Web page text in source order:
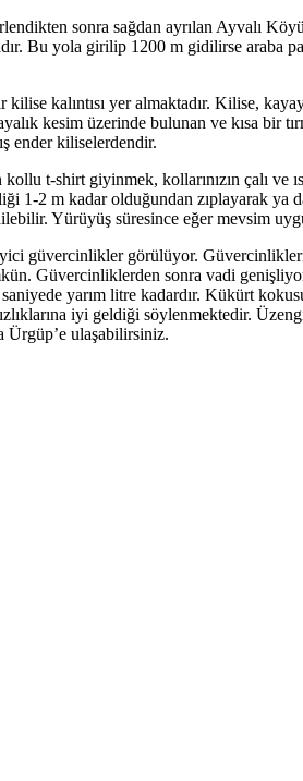
sonra sağdan ayrılan Ayvalı
Bu yola girilip 1200 m gidilirse
kalıntısı yer almaktadır. Kilise,
kesim üzerinde bulunan ve kısa bir
ender kiliselerdendir.
t-shirt giyinmek, kollarınızın çalı ve
1-2 m kadar olduğundan zıplayarak ya
Yürüyüş süresince eğer mevsim
güvercinlikler görülüyor.
Güvercinliklerden sonra vadi
yarım litre kadardır. Kükürt
iyi geldiği söylenmektedir.
Ürgüp’e ulaşabilirsiniz.